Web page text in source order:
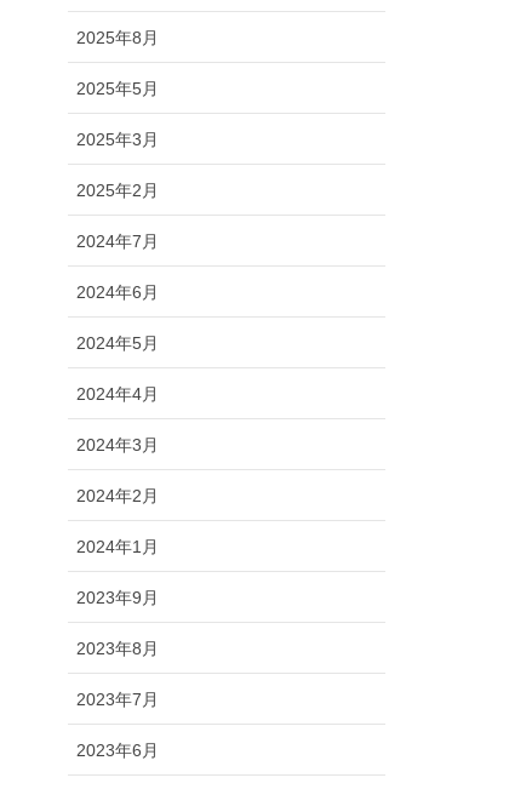
2025年8月
2025年5月
2025年3月
2025年2月
2024年7月
2024年6月
2024年5月
2024年4月
2024年3月
2024年2月
2024年1月
2023年9月
2023年8月
2023年7月
2023年6月